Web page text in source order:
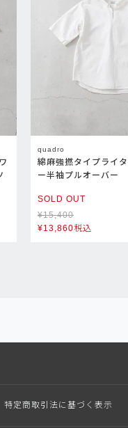
quadro
綿麻強撚タイプライ
ー半袖プルオーバー
SOLD OUT
¥15,400
¥13,860税込
特定商取引法に基づく表示